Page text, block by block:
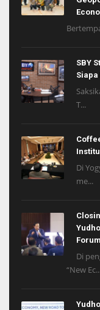
SBY
T...
Di
me...
Forum
Di
“New Ec...